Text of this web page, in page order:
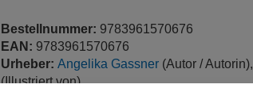
Bestellnummer: 9783961570676
EAN: 9783961570676
Urheber: Angelika Gassner (Autor / Autorin),
(Illustriert von)